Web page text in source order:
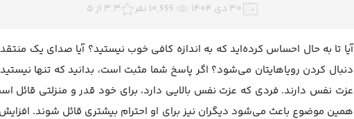
۳۰ دی ۱۴۰۴ 10,666 نفر 3.3 از 5
آیا تا به حال احساس کرده‌اید که به اندازه کافی خوب نیستید؟ آیا صدای یک
دنبال کردن رویاهایتان می‌شود؟ اگر پاسخ شما مثبت است، بدانید که تنها
عزت نفس دارند. فردی که عزت نفس بالایی دارد، برای خود قدر و منزلتی قائل
همین موضوع باعث می‌شود دیگران نیز برای او احترام بیشتری قائل شوند.